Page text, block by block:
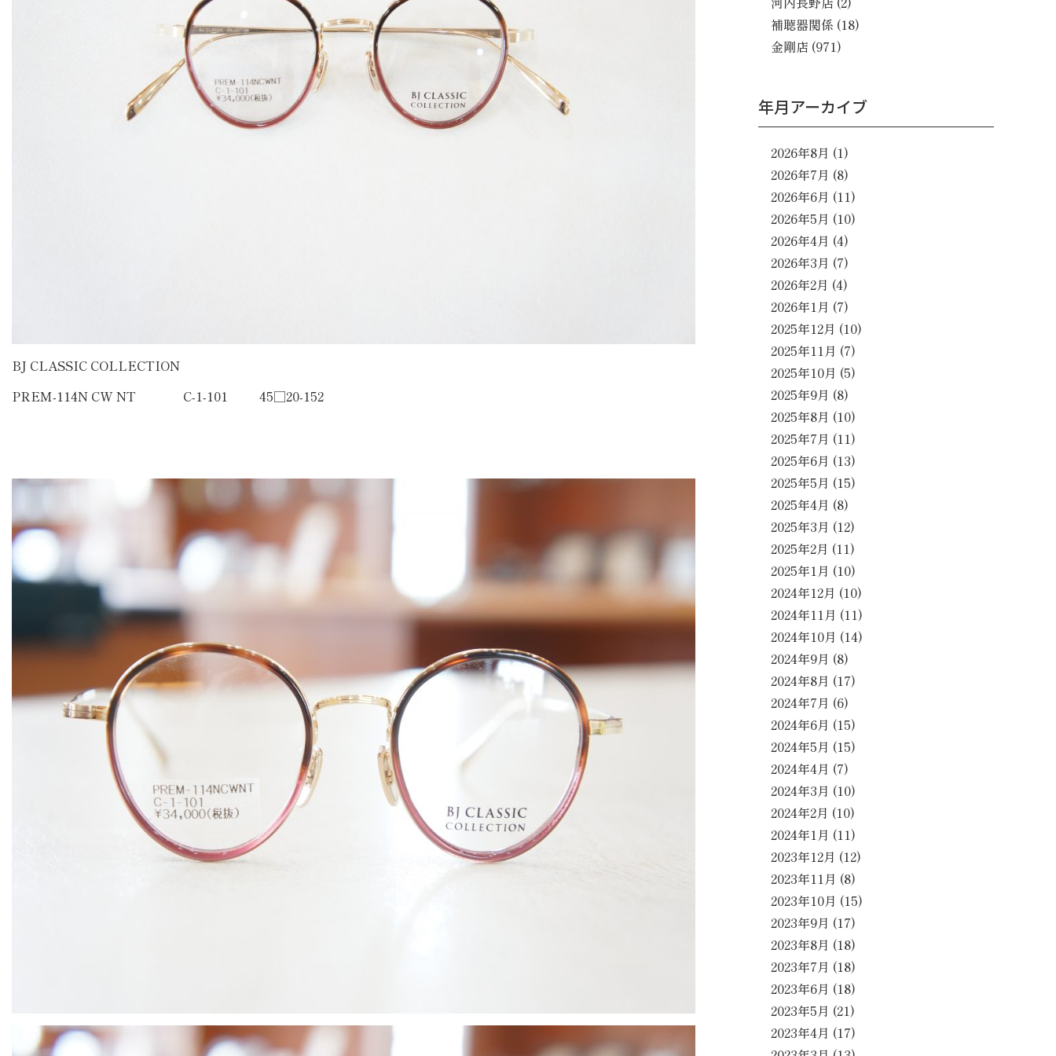
BJ CLASSIC COLLECTION
PREM-114N CW NT C-1-101 45□20-152
補聴器関係 (18)
金剛店 (971)
年月アーカイブ
2026年8月 (1)
2026年7月 (8)
2026年6月 (11)
2026年5月 (10)
2026年4月 (4)
2026年3月 (7)
2026年2月 (4)
2026年1月 (7)
2025年12月 (10)
2025年11月 (7)
2025年10月 (5)
2025年9月 (8)
2025年8月 (10)
2025年7月 (11)
2025年6月 (13)
2025年5月 (15)
2025年4月 (8)
2025年3月 (12)
2025年2月 (11)
2025年1月 (10)
2024年12月 (10)
2024年11月 (11)
2024年10月 (14)
2024年9月 (8)
2024年8月 (17)
2024年7月 (6)
2024年6月 (15)
2024年5月 (15)
2024年4月 (7)
2024年3月 (10)
2024年2月 (10)
2024年1月 (11)
2023年12月 (12)
2023年11月 (8)
2023年10月 (15)
2023年9月 (17)
2023年8月 (18)
2023年7月 (18)
2023年6月 (18)
2023年5月 (21)
2023年4月 (17)